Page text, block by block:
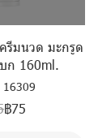
รีมนวด มะกรูด
ก 160ml.
16309
฿75